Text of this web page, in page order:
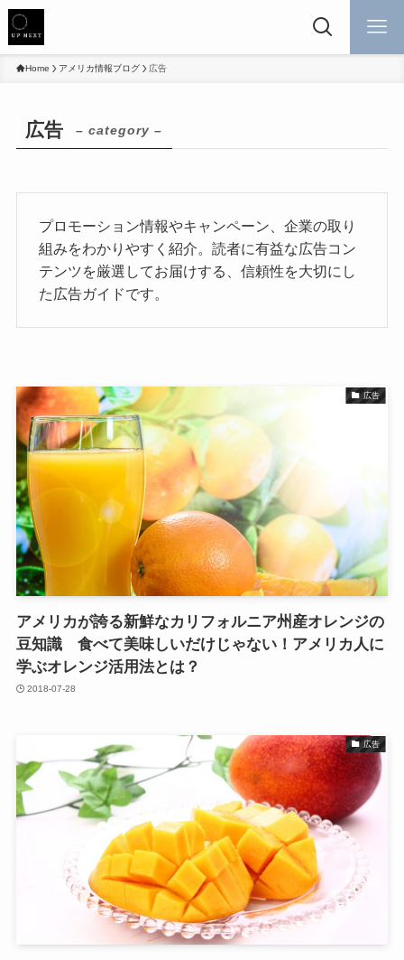
Home アメリカ情報ブログ 広告
広告 – category –
プロモーション情報やキャンペーン、企業の取り
組みをわかりやすく紹介。読者に有益な広告コン
テンツを厳選してお届けする、信頼性を大切にし
た広告ガイドです。
広告
アメリカが誇る新鮮なカリフォルニア州産オレンジの
豆知識 食べて美味しいだけじゃない！アメリカ人に
学ぶオレンジ活用法とは？
2018-07-28
広告